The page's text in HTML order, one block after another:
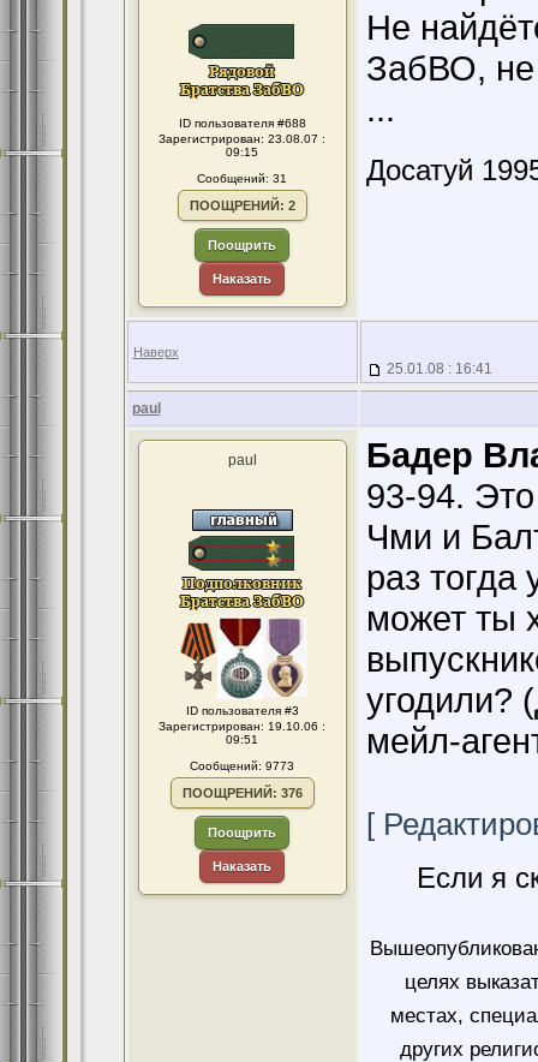
ID пользователя #688
Зарегистрирован: 23.08.07 :
09:15
Сообщений: 31
ПООЩРЕНИЙ: 2
Поощрить
Наказать
Не
ЗабВО, не
...
Досатуй
Наверх
25.01.08 : 16:41
paul
paul
ID пользователя #3
Зарегистрирован: 19.10.06 :
09:51
Сообщений: 9773
ПООЩРЕНИЙ: 376
Поощрить
Наказать
Бадер
93-94.
Чми и
раз
может ты
угодили?
мейл-
[
Если я
целях
местах,
других